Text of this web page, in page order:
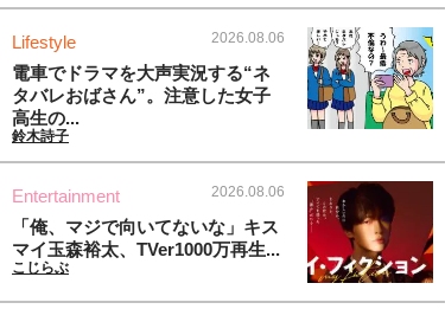
Lifestyle 2026.08.06
電車でドラマを大声実況する“ネ
タバレおばさん”。注意した女子
高生の...
鈴木詩子
Entertainment 2026.08.06
「俺、マジで向いてないな」キス
マイ玉森裕太、TVer1000万再生...
こじらぶ